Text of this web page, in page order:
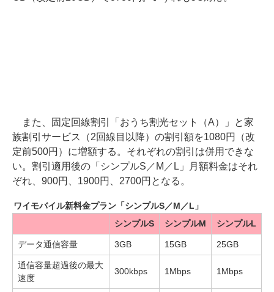
また、固定回線割引「おうち割光セット（A）」と家
族割引サービス（2回線目以降）の割引額を1080円（改
定前500円）に増額する。それぞれの割引は併用できな
い。割引適用後の「シンプルS／M／L」月額料金はそれ
ぞれ、900円、1900円、2700円となる。
ワイモバイル新料金プラン「シンプルS／M／L」
シンプルS
シンプルM シンプルL
データ通信容量 3GB 15GB 25GB
通信容量超過後の最大
速度
300kbps 1Mbps 1Mbps